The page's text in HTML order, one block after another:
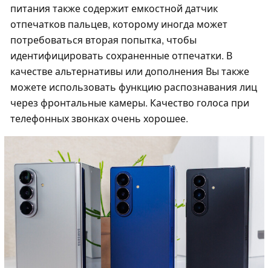
питания также содержит емкостной датчик
отпечатков пальцев, которому иногда может
потребоваться вторая попытка, чтобы
идентифицировать сохраненные отпечатки. В
качестве альтернативы или дополнения Вы также
можете использовать функцию распознавания лиц
через фронтальные камеры. Качество голоса при
телефонных звонках очень хорошее.